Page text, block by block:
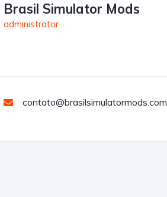
Brasil Simulator Mods
administrator
contato@brasilsimulatormods.com